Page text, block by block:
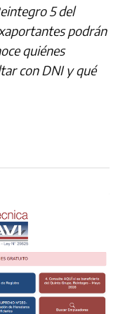
5 del
podrán
quiénes
con DNI y qué